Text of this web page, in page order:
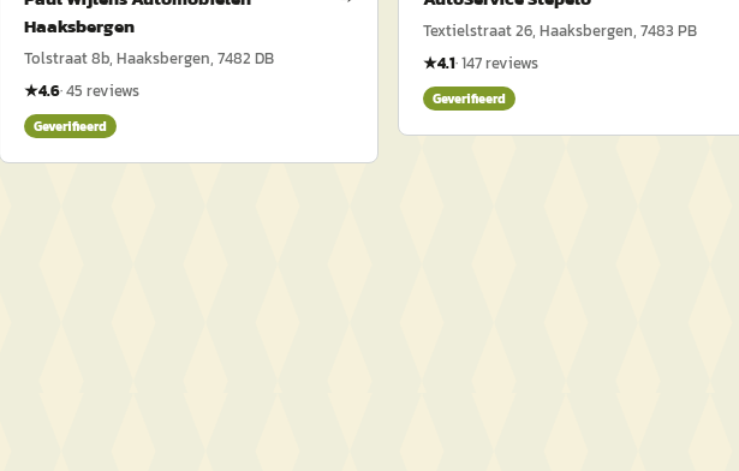
Haaksbergen
Tolstraat 8b, Haaksbergen, 7482 DB
★4.6·45 reviews
Geverifieerd
Textielstraat 26, Haaksbergen, 7483 PB
★4.1·147reviews
Geverifieerd